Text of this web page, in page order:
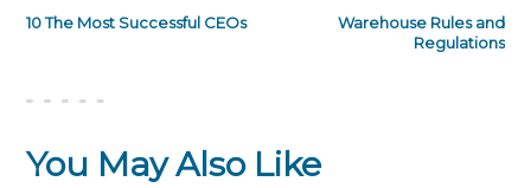
10 The Most Successful CEOs
Warehouse Rules and
Regulations
You May Also Like